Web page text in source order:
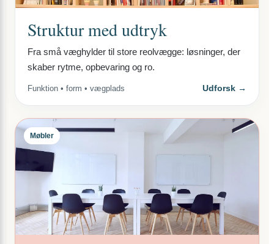
Struktur med udtryk
Fra små væghylder til store reolvægge: løsninger, der
skaber rytme, opbevaring og ro.
Funktion • form • vægplads Udforsk →
Møbler